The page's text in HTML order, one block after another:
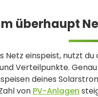
überhaupt
Netz einspeist, nutzt
Verteilpunkte.
deines
von PV-Anlagen